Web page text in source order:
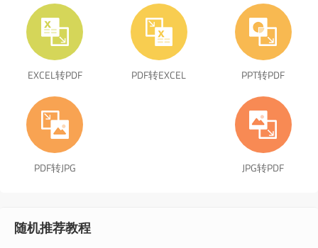
EXCEL转PDF PDF转EXCEL PPT转PDF
PDF转JPG JPG转PDF
随机推荐教程